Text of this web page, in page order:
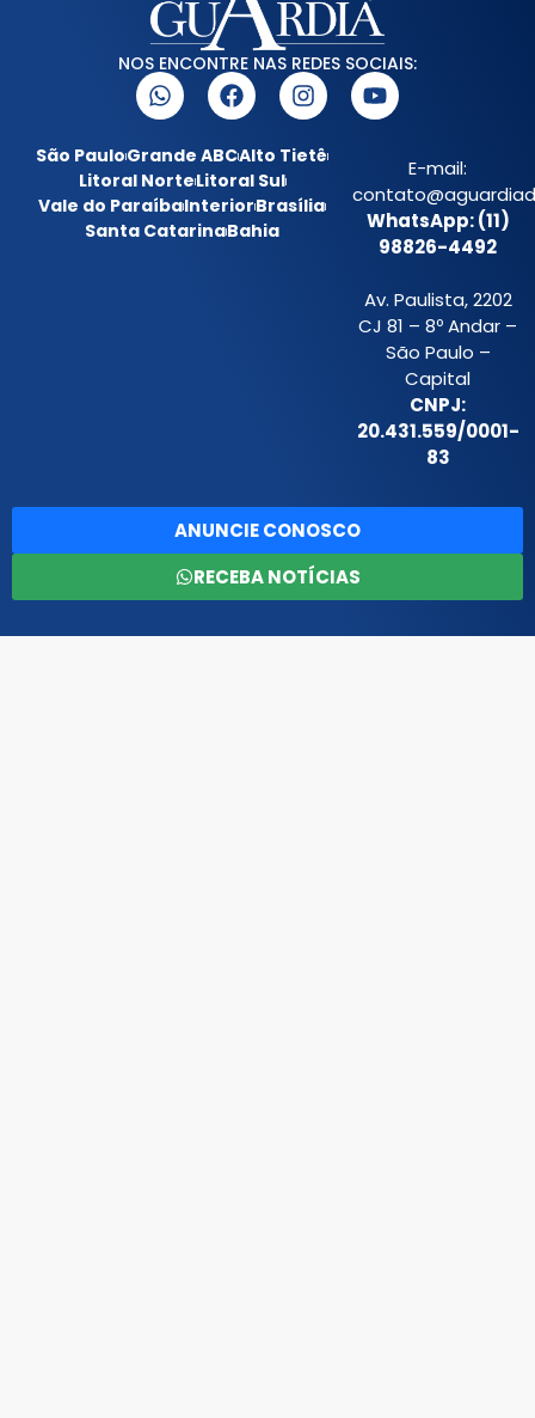
NOS ENCONTRE NAS REDES SOCIAIS:
São PauloGrande ABCAlto Tietê
Litoral NorteLitoral Sul
Vale do ParaíbaInteriorBrasília
Santa CatarinaBahia
E-mail:
WhatsApp: (11)
98826-4492
Av. Paulista, 2202
CJ 81 – 8º Andar –
São Paulo –
Capital
CNPJ:
20.431.559/0001-
83
ANUNCIE CONOSCO
RECEBA NOTÍCIAS